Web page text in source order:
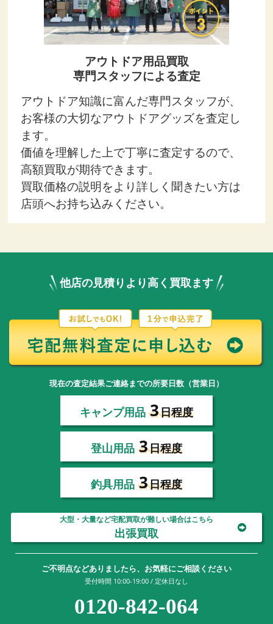
アウトドア用品買取
専門スタッフによる査定
アウトドア知識に富んだ専門スタッフが、
お客様の大切なアウトドアグッズを査定し
ます。
価値を理解した上で丁寧に査定するので、
高額買取が期待できます。
買取価格の説明をより詳しく聞きたい方は
店頭へお持ち込みください。
他店の見積りより高く買取ます
現在の査定結果ご連絡までの所要日数（営業日）
キャンプ用品 3日程度
登山用品 3日程度
釣具用品 3日程度
大型・大量など宅配買取が難しい場合はこちら
出張買取
ご不明点などありましたら、お気軽にご相談ください
受付時間 10:00-19:00 / 定休日なし
0120-842-064